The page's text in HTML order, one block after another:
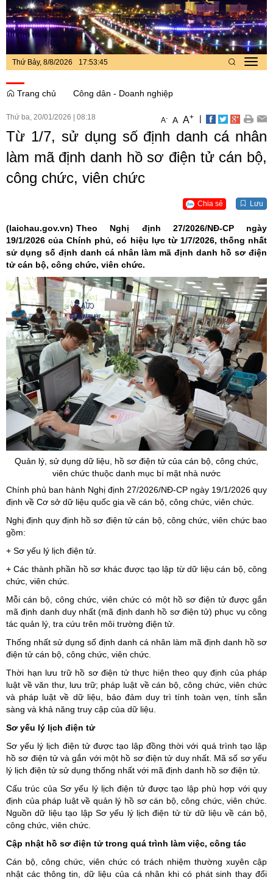
Thứ Bảy, 8/8/2026 17:53:46
Trang chủ
Công dân - Doanh nghiệp
Thứ ba, 20/01/2026 08:18 A- A A+ |
Từ 1/7, sử dụng số định danh cá nhân
làm mã định danh hồ sơ điện tử cán bộ,
công chức, viên chức
Chia sẻ Lưu
(laichau.gov.vn) Theo Nghị định 27/2026/NĐ-CP ngày
19/1/2026 của Chính phủ, có hiệu lực từ 1/7/2026, thống nhất
sử dụng số định danh cá nhân làm mã định danh hồ sơ điện
tử cán bộ, công chức, viên chức.
Quản lý, sử dụng dữ liệu, hồ sơ điện tử của cán bộ, công chức,
viên chức thuộc danh mục bí mật nhà nước
Chính phủ ban hành Nghị định 27/2026/NĐ-CP ngày 19/1/2026 quy
định về Cơ sở dữ liệu quốc gia về cán bộ, công chức, viên chức.
Nghị định quy định hồ sơ điện tử cán bộ, công chức, viên chức bao
gồm:
+ Sơ yếu lý lịch điện tử.
+ Các thành phần hồ sơ khác được tạo lập từ dữ liệu cán bộ, công
chức, viên chức.
Mỗi cán bộ, công chức, viên chức có một hồ sơ điện tử được gắn
mã định danh duy nhất (mã định danh hồ sơ điện tử) phục vụ công
tác quản lý, tra cứu trên môi trường điện tử.
Thống nhất sử dụng số định danh cá nhân làm mã định danh hồ sơ
điện tử cán bộ, công chức, viên chức.
Thời hạn lưu trữ hồ sơ điện tử thực hiện theo quy định của pháp
luật về văn thư, lưu trữ; pháp luật về cán bộ, công chức, viên chức
và pháp luật về dữ liệu, bảo đảm duy trì tính toàn vẹn, tính sẵn
sàng và khả năng truy cập của dữ liệu.
Sơ yếu lý lịch điện tử
Sơ yếu lý lịch điện tử được tạo lập đồng thời với quá trình tạo lập
hồ sơ điện tử và gắn với một hồ sơ điện tử duy nhất. Mã số sơ yếu
lý lịch điện tử sử dụng thống nhất với mã định danh hồ sơ điện tử.
Cấu trúc của Sơ yếu lý lịch điện tử được tạo lập phù hợp với quy
định của pháp luật về quản lý hồ sơ cán bộ, công chức, viên chức.
Nguồn dữ liệu tạo lập Sơ yếu lý lịch điện tử từ dữ liệu về cán bộ,
công chức, viên chức.
Cập nhật hồ sơ điện tử trong quá trình làm việc, công tác
Cán bộ, công chức, viên chức có trách nhiệm thường xuyên cập
nhật các thông tin, dữ liệu của cá nhân khi có phát sinh thay đổi